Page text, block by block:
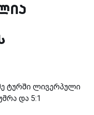
ტურში ლივერპული
და 5:1